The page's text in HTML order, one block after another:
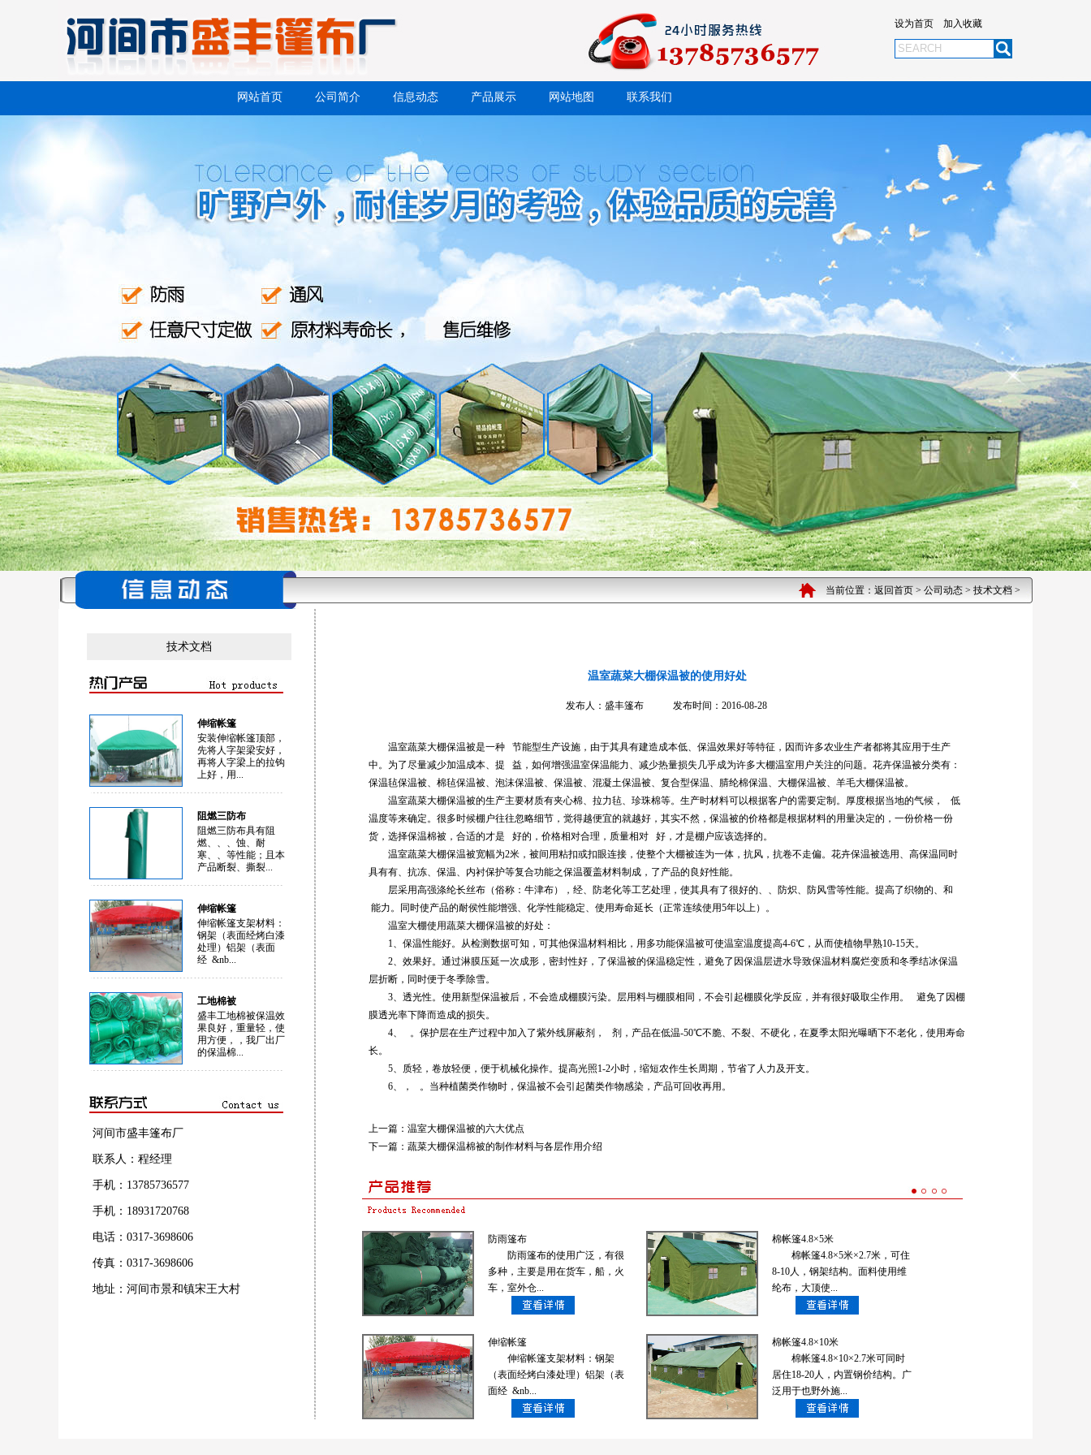
设为首页 加入收藏
网站首页 公司简介 信息动态 产品展示 网站地图 联系我们
当前位置： 返回首页 > 公司动态 > 技术文档 >
技术文档
伸缩帐篷
安装伸缩帐篷顶部，
先将人字架梁安好，
再将人字梁上的拉钩
上好，用...
阻燃三防布
阻燃三防布具有阻
燃、、、蚀、耐
寒、、等性能；且本
产品断裂、撕裂...
伸缩帐篷
伸缩帐篷支架材料：
钢架（表面经烤白漆
处理）铝架（表面
经 &nb...
工地棉被
盛丰工地棉被保温效
果良好，重量轻，使
用方便，，我厂出厂
的保温棉...
河间市盛丰篷布厂
联系人：程经理
手机：13785736577
手机：18931720768
电话：0317-3698606
传真：0317-3698606
地址：河间市景和镇宋王大村
温室蔬菜大棚保温被的使用好处
发布人：盛丰篷布 发布时间：2016-08-28
温室蔬菜大棚保温被是一种 节能型生产设施，由于其具有建造成本低、保温效果好等特征，因而许多农业生产者都将其应用于生产
中。为了尽量减少加温成本、提 益，如何增强温室保温能力、减少热量损失几乎成为许多大棚温室用户关注的问题。花卉保温被分类有：
保温毡保温被、棉毡保温被、泡沫保温被、保温被、混凝土保温被、复合型保温、腈纶棉保温、大棚保温被、羊毛大棚保温被。
温室蔬菜大棚保温被的生产主要材质有夹心棉、拉力毡、珍珠棉等。生产时材料可以根据客户的需要定制。厚度根据当地的气候， 低
温度等来确定。很多时候棚户往往忽略细节，觉得越便宜的就越好，其实不然，保温被的价格都是根据材料的用量决定的，一份价格一份
货，选择保温棉被，合适的才是 好的，价格相对合理，质量相对 好，才是棚户应该选择的。
温室蔬菜大棚保温被宽幅为2米，被间用粘扣或扣眼连接，使整个大棚被连为一体，抗风，抗卷不走偏。花卉保温被选用、高保温同时
具有有、抗冻、保温、内衬保护等复合功能之保温覆盖材料制成，了产品的良好性能。
层采用高强涤纶长丝布（俗称：牛津布），经、防老化等工艺处理，使其具有了很好的、、防炽、防风雪等性能。提高了织物的、和
能力。同时使产品的耐侯性能增强、化学性能稳定、使用寿命延长（正常连续使用5年以上）。
温室大棚使用蔬菜大棚保温被的好处：
1、保温性能好。从检测数据可知，可其他保温材料相比，用多功能保温被可使温室温度提高4-6℃，从而使植物早熟10-15天。
2、效果好。通过淋膜压延一次成形，密封性好，了保温被的保温稳定性，避免了因保温层进水导致保温材料腐烂变质和冬季结冰保温
层折断，同时便于冬季除雪。
3、透光性。使用新型保温被后，不会造成棚膜污染。层用料与棚膜相同，不会引起棚膜化学反应，并有很好吸取尘作用。 避免了因棚
膜透光率下降而造成的损失。
4、 。保护层在生产过程中加入了紫外线屏蔽剂， 剂，产品在低温-50℃不脆、不裂、不硬化，在夏季太阳光曝晒下不老化，使用寿命
长。
5、质轻，卷放轻便，便于机械化操作。提高光照1-2小时，缩短农作生长周期，节省了人力及开支。
6、， 。当种植菌类作物时，保温被不会引起菌类作物感染，产品可回收再用。
上一篇： 温室大棚保温被的六大优点
下一篇： 蔬菜大棚保温棉被的制作材料与各层作用介绍
防雨篷布
防雨篷布的使用广泛，有很
多种，主要是用在货车，船，火
车，室外仓...
棉帐篷4.8×5米
棉帐篷4.8×5米×2.7米，可住
8-10人，钢架结构。面料使用维
纶布，大顶使...
伸缩帐篷
伸缩帐篷支架材料：钢架
（表面经烤白漆处理）铝架（表
面经 &nb...
棉帐篷4.8×10米
棉帐篷4.8×10×2.7米可同时
居住18-20人，内置钢价结构。广
泛用于也野外施...